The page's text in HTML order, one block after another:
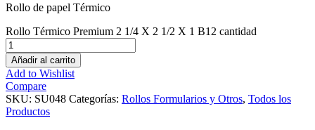
Rollo de papel Térmico
Rollo Térmico Premium 2 1/4 X 2 1/2 X 1 B12 cantidad
Añadir al carrito
Add to Wishlist
Compare
SKU: SU048 Categorías: Rollos Formularios y Otros, Todos los
Productos